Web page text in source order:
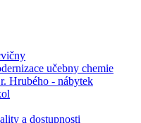
učebny chemie
Hrubého - nábytek
a dostupnosti